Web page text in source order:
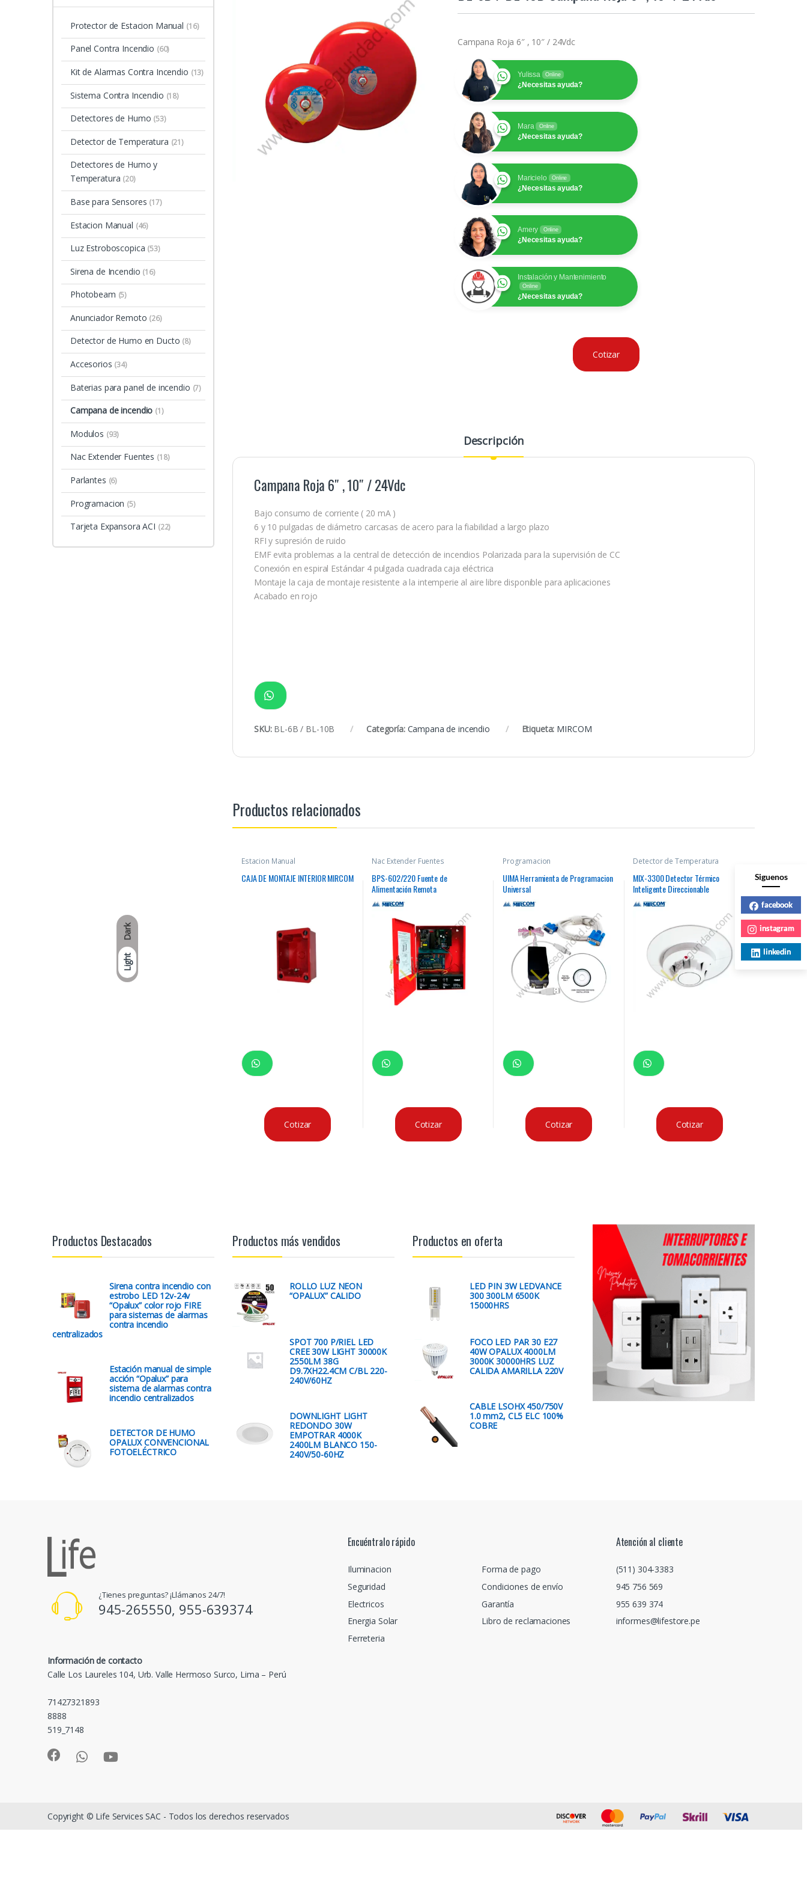
Dark
Light
Campana Roja 6″ , 10″ / 24Vdc
Yulissa Online
¿Necesitas ayuda?
Mara Online
¿Necesitas ayuda?
Maricielo Online
¿Necesitas ayuda?
Amery Online
¿Necesitas ayuda?
Instalación y Mantenimiento
Online
¿Necesitas ayuda?
Cotizar
Descripción
Campana Roja 6″ , 10″ / 24Vdc
Bajo consumo de corriente ( 20 mA )
6 y 10 pulgadas de diámetro carcasas de acero para la fiabilidad a largo plazo
RFI y supresión de ruido
EMF evita problemas a la central de detección de incendios Polarizada para la supervisión de CC
Conexión en espiral Estándar 4 pulgada cuadrada caja eléctrica
Montaje la caja de montaje resistente a la intemperie al aire libre disponible para aplicaciones
Acabado en rojo
SKU: BL-6B / BL-10B Categoría: Campana de incendio Etiqueta: MIRCOM
Productos relacionados
Estacion Manual
CAJA DE MONTAJE INTERIOR MIRCOM
Cotizar
Nac Extender Fuentes
BPS-602/220 Fuente de
Alimentación Remota
Cotizar
Programacion
UIMA Herramienta de Programacion
Universal
Cotizar
Detector de Temperatura
MIX-3300 Detector Térmico
Inteligente Direccionable
Cotizar
Protector de Estacion Manual (16)
Panel Contra Incendio (60)
Kit de Alarmas Contra Incendio (13)
Sistema Contra Incendio (18)
Detectores de Humo (53)
Detector de Temperatura (21)
Detectores de Humo y
Temperatura (20)
Base para Sensores (17)
Estacion Manual (46)
Luz Estroboscopica (53)
Sirena de Incendio (16)
Photobeam (5)
Anunciador Remoto (26)
Detector de Humo en Ducto (8)
Accesorios (34)
Baterias para panel de incendio (7)
Campana de incendio (1)
Modulos (93)
Nac Extender Fuentes (18)
Parlantes (6)
Programacion (5)
Tarjeta Expansora ACI (22)
Productos Destacados
Sirena contra incendio con
estrobo LED 12v-24v
“Opalux” color rojo FIRE
para sistemas de alarmas
contra incendio
centralizados
Estación manual de simple
acción “Opalux” para
sistema de alarmas contra
incendio centralizados
DETECTOR DE HUMO
OPALUX CONVENCIONAL
FOTOELÉCTRICO
Productos más vendidos
ROLLO LUZ NEON
“OPALUX” CALIDO
SPOT 700 P/RIEL LED
CREE 30W LIGHT 30000K
2550LM 38G
D9.7XH22.4CM C/BL 220-
240V/60HZ
DOWNLIGHT LIGHT
REDONDO 30W
EMPOTRAR 4000K
2400LM BLANCO 150-
240V/50-60HZ
Productos en oferta
LED PIN 3W LEDVANCE
300 300LM 6500K
15000HRS
FOCO LED PAR 30 E27
40W OPALUX 4000LM
3000K 30000HRS LUZ
CALIDA AMARILLA 220V
CABLE LSOHX 450/750V
1.0 mm2, CL5 ELC 100%
COBRE
¿Tienes preguntas? ¡Llámanos 24/7!
945-265550, 955-639374
Información de contacto
Calle Los Laureles 104, Urb. Valle Hermoso Surco, Lima – Perú
71427321893
8888
519_7148
Encuéntralo rápido
Iluminacion
Seguridad
Electricos
Energia Solar
Ferreteria
Forma de pago
Condiciones de envío
Garantía
Libro de reclamaciones
Atención al cliente
(511) 304-3383
945 756 569
955 639 374
informes@lifestore.pe
Copyright © Life Services SAC - Todos los derechos reservados
Siguenos
facebook
instagram
linkedin